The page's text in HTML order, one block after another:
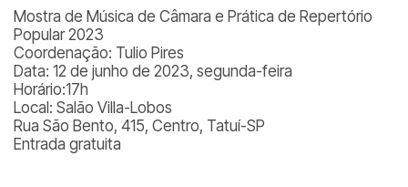
Mostra de Música de Câmara e Prática de Repertório
Popular 2023
Coordenação: Tulio Pires
Data: 12 de junho de 2023, segunda-feira
Horário:17h
Local: Salão Villa-Lobos
Rua São Bento, 415, Centro, Tatuí-SP
Entrada gratuita